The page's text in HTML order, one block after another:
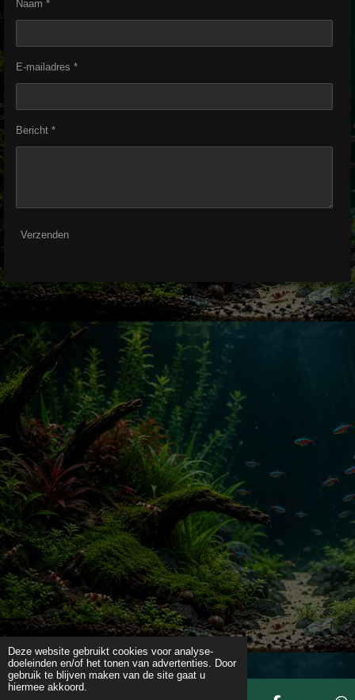
Deze website gebruikt cookies voor analyse-
doeleinden en/of het tonen van advertenties. Door
gebruik te blijven maken van de site gaat u
hiermee akkoord.
Naam *
E-mailadres *
Bericht *
Verzenden